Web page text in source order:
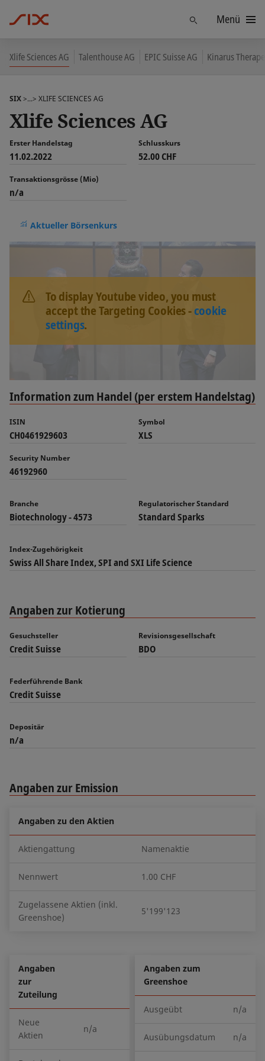
FindenMenü
Xlife Sciences AG Talenthouse AG EPIC Suisse AG Kinarus
SIX>...> XLIFE SCIENCES AG
Xlife Sciences AG
Erster Handelstag
11.02.2022
Schlusskurs
52.00 CHF
Transaktionsgrösse (Mio)
n/a
Aktueller Börsenkurs
To display Youtube video, you must
accept the Targeting Cookies -cookie
settings.
Information zum Handel (per erstem Handelstag)
ISIN
CH0461929603
Symbol
XLS
Security Number
46192960
Branche
Biotechnology - 4573
Regulatorischer Standard
Standard Sparks
Index-Zugehörigkeit
Swiss All Share Index, SPI and SXI Life Science
Angaben zur Kotierung
Gesuchsteller
Credit Suisse
Revisionsgesellschaft
BDO
Federführende Bank
Credit Suisse
Depositär
n/a
Angaben zur Emission
Angaben zu den Aktien
Aktiengattung Namenaktie
Nennwert 1.00 CHF
Zugelassene Aktien (inkl.
Greenshoe)
5'199'123
Angaben
zur
Zuteilung
Neue
Aktien
n/a
Angaben zum
Greenshoe
Ausgeübt n/a
Ausübungsdatum n/a